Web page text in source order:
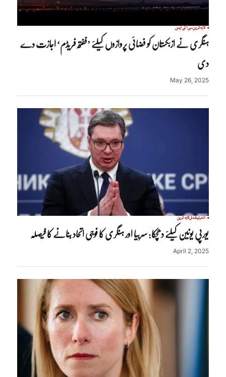
تازہ ترینسی آئی ایس
ہنگری نے ازبکستان کو فضائی پروازوں کیلئے ’ففتھ فریڈم‘ اجازت دے
دی
May 26, 2025
انٹرنیشنلتازہ ترین
یورپی یونین کیلئے دھچکا: سربیا اور ہنگری کا فوجی اتحاد بنانے کا فیصلہ
April 2, 2025